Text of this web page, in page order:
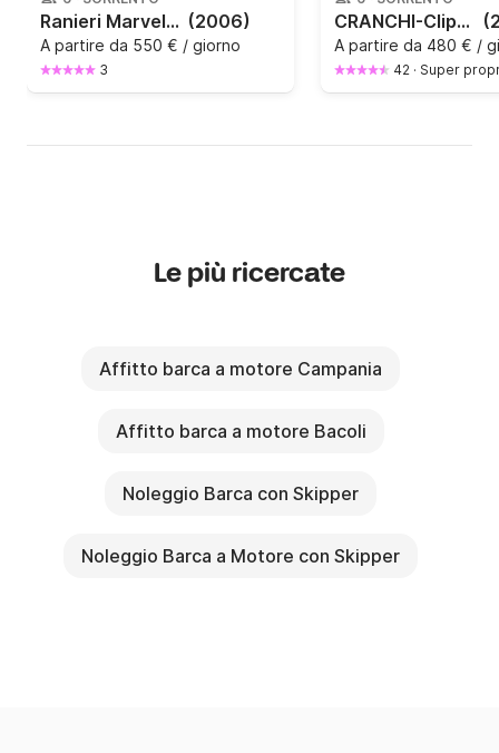
Ranieri Marvel 24 (2006)
A partire da 550 € / giorno
3
CRANCHI-Clipper 760
A partire da 480 € /
42 · Super
Le più ricercate
Affitto barca a motore Campania
Affitto barca a motore Bacoli
Noleggio Barca con Skipper
Noleggio Barca a Motore con Skipper